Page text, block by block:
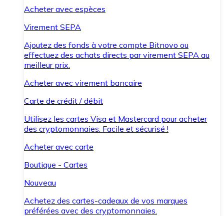
Acheter avec espèces
Virement SEPA
Ajoutez des fonds à votre compte Bitnovo ou
effectuez des achats directs par virement SEPA au
meilleur prix.
Acheter avec virement bancaire
Carte de crédit / débit
Utilisez les cartes Visa et Mastercard pour acheter
des cryptomonnaies. Facile et sécurisé !
Acheter avec carte
Boutique - Cartes
Nouveau
Achetez des cartes-cadeaux de vos marques
préférées avec des cryptomonnaies.